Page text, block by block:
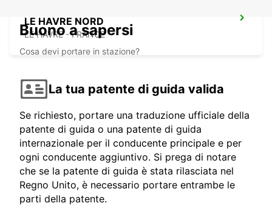
LE HAVRE NORD
LE HAVRE - FRANCE
Buono a sapersi
Cosa devi portare in stazione?
La tua patente di guida valida
Se richiesto, portare una traduzione ufficiale della
patente di guida o una patente di guida
internazionale per il conducente principale e per
ogni conducente aggiuntivo. Si prega di notare
che se la patente di guida è stata rilasciata nel
Regno Unito, è necessario portare entrambe le
parti della patente.